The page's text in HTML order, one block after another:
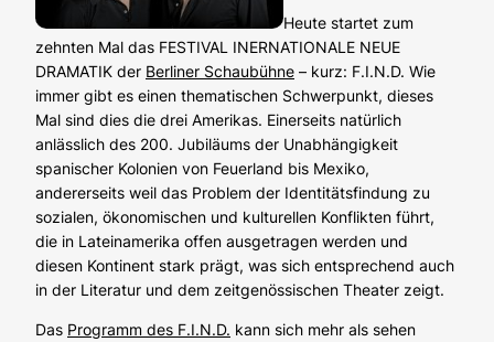
Heute startet zum
zehnten Mal das FESTIVAL INERNATIONALE NEUE
DRAMATIK der Berliner Schaubühne – kurz: F.I.N.D. Wie
immer gibt es einen thematischen Schwerpunkt, dieses
Mal sind dies die drei Amerikas. Einerseits natürlich
anlässlich des 200. Jubiläums der Unabhängigkeit
spanischer Kolonien von Feuerland bis Mexiko,
andererseits weil das Problem der Identitätsfindung zu
sozialen, ökonomischen und kulturellen Konflikten führt,
die in Lateinamerika offen ausgetragen werden und
diesen Kontinent stark prägt, was sich entsprechend auch
in der Literatur und dem zeitgenössischen Theater zeigt.
Das Programm des F.I.N.D. kann sich mehr als sehen